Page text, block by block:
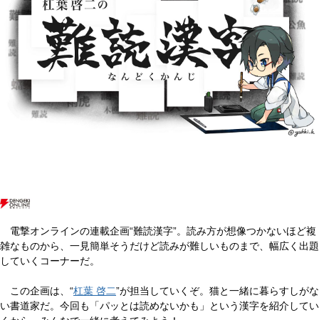
電撃オンラインの連載企画“難読漢字”。読み方が想像つかないほど複
雑なものから、一見簡単そうだけど読みが難しいものまで、幅広く出題
していくコーナーだ。
この企画は、“杠葉 啓二”が担当していくぞ。猫と一緒に暮らすしがな
い書道家だ。今回も「パッとは読めないかも」という漢字を紹介してい